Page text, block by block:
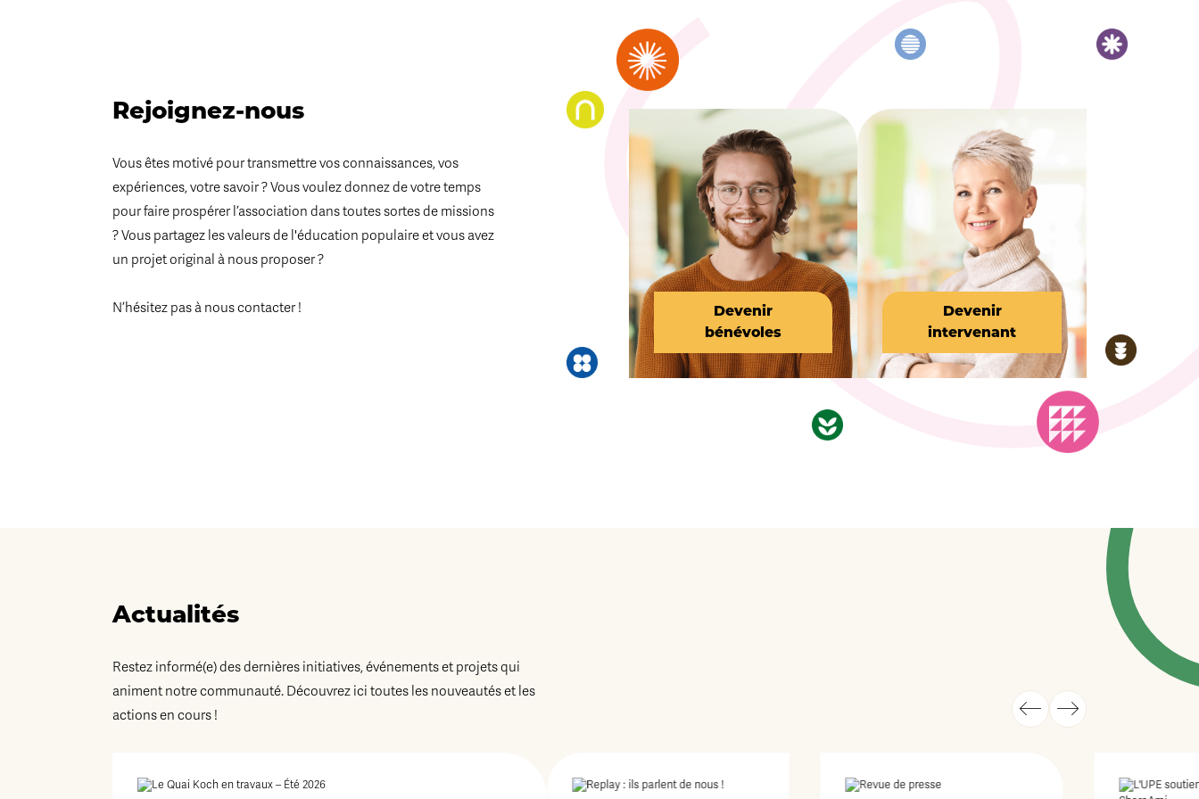
Rejoignez-nous
Vous êtes motivé pour transmettre vos connaissances, vos
expériences, votre savoir ? Vous voulez donnez de votre temps
pour faire prospérer l’association dans toutes sortes de missions
? Vous partagez les valeurs de l'éducation populaire et vous avez
un projet original à nous proposer ?
N’hésitez pas à nous contacter !
Devenir
bénévoles
Devenir
intervenant
Actualités
Restez informé(e) des dernières initiatives, événements et projets qui
animent notre communauté. Découvrez ici toutes les nouveautés et les
actions en cours !